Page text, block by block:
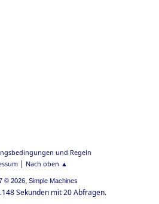
und Regeln
| Nach oben ▲
© 2026, Simple Machines
Sekunden mit 20 Abfragen.